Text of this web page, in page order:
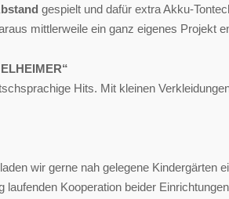
gespielt und dafür extra Akku-
mittlerweile ein ganz eigenes Projekt
Hits. Mit kleinen
wir gerne nah gelegene Kindergärten
Kooperation beider